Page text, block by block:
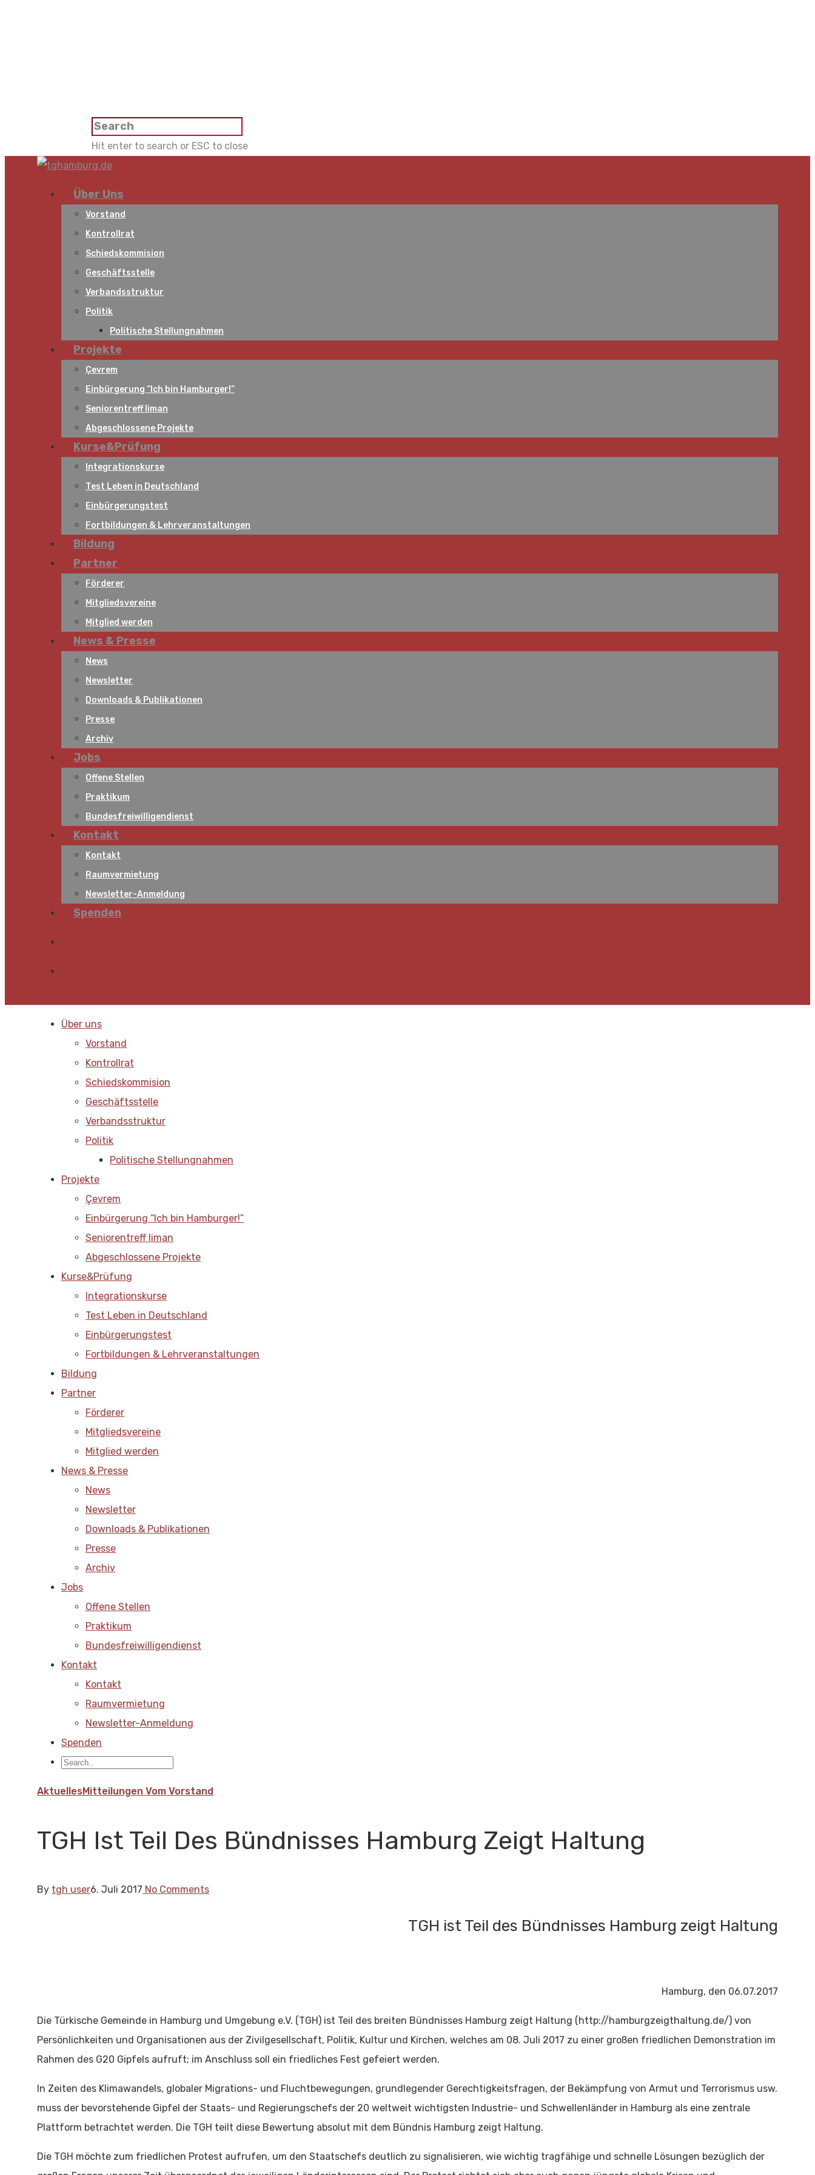
Hit enter to search or ESC to close
Über Uns
Vorstand
Kontrollrat
Schiedskommision
Geschäftsstelle
Verbandsstruktur
Politik
Politische Stellungnahmen
Projekte
Çevrem
Einbürgerung “Ich bin Hamburger!”
Seniorentreff liman
Abgeschlossene Projekte
Kurse&Prüfung
Integrationskurse
Test Leben in Deutschland
Einbürgerungstest
Fortbildungen & Lehrveranstaltungen
Bildung
Partner
Förderer
Mitgliedsvereine
Mitglied werden
News & Presse
News
Newsletter
Downloads & Publikationen
Presse
Archiv
Jobs
Offene Stellen
Praktikum
Bundesfreiwilligendienst
Kontakt
Kontakt
Raumvermietung
Newsletter-Anmeldung
Spenden
Über uns
Vorstand
Kontrollrat
Schiedskommision
Geschäftsstelle
Verbandsstruktur
Politik
Politische Stellungnahmen
Projekte
Çevrem
Einbürgerung “Ich bin Hamburger!”
Seniorentreff liman
Abgeschlossene Projekte
Kurse&Prüfung
Integrationskurse
Test Leben in Deutschland
Einbürgerungstest
Fortbildungen & Lehrveranstaltungen
Bildung
Partner
Förderer
Mitgliedsvereine
Mitglied werden
News & Presse
News
Newsletter
Downloads & Publikationen
Presse
Archiv
Jobs
Offene Stellen
Praktikum
Bundesfreiwilligendienst
Kontakt
Kontakt
Raumvermietung
Newsletter-Anmeldung
Spenden
AktuellesMitteilungen Vom Vorstand
TGH Ist Teil Des Bündnisses Hamburg Zeigt Haltung
By tgh user6. Juli 2017 No Comments
TGH ist Teil des Bündnisses Hamburg zeigt Haltung
Hamburg, den 06.07.2017
Die Türkische Gemeinde in Hamburg und Umgebung e.V. (TGH) ist Teil des breiten Bündnisses Hamburg zeigt Haltung (http://hamburgzeigthaltung.de/) von
Persönlichkeiten und Organisationen aus der Zivilgesellschaft, Politik, Kultur und Kirchen, welches am 08. Juli 2017 zu einer großen friedlichen Demonstration im
Rahmen des G20 Gipfels aufruft; im Anschluss soll ein friedliches Fest gefeiert werden.
In Zeiten des Klimawandels, globaler Migrations- und Fluchtbewegungen, grundlegender Gerechtigkeitsfragen, der Bekämpfung von Armut und Terrorismus usw.
muss der bevorstehende Gipfel der Staats- und Regierungschefs der 20 weltweit wichtigsten Industrie- und Schwellenländer in Hamburg als eine zentrale
Plattform betrachtet werden. Die TGH teilt diese Bewertung absolut mit dem Bündnis Hamburg zeigt Haltung.
Die TGH möchte zum friedlichen Protest aufrufen, um den Staatschefs deutlich zu signalisieren, wie wichtig tragfähige und schnelle Lösungen bezüglich der